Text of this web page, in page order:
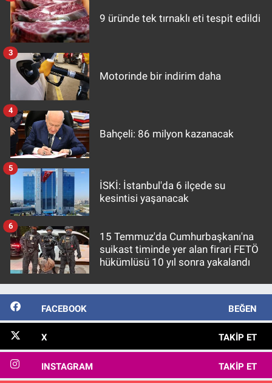
9 üründe tek tırnaklı eti tespit edildi
Motorinde bir indirim daha
3
Bahçeli: 86 milyon kazanacak
4
İSKİ: İstanbul'da 6 ilçede su
kesintisi yaşanacak
5
15 Temmuz'da Cumhurbaşkanı'na
suikast timinde yer alan firari FETÖ
hükümlüsü 10 yıl sonra yakalandı
6
FACEBOOK BEĞEN
X TAKIP ET
INSTAGRAM TAKIP ET